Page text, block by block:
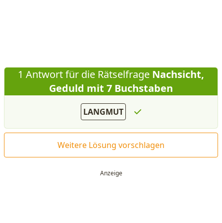
1 Antwort für die Rätselfrage Nachsicht,
Geduld mit 7 Buchstaben
LANGMUT
Weitere Lösung vorschlagen